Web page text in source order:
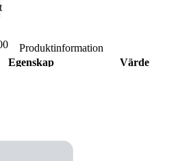
Produktinformation
Egenskap
Värde
tilläggsinformation